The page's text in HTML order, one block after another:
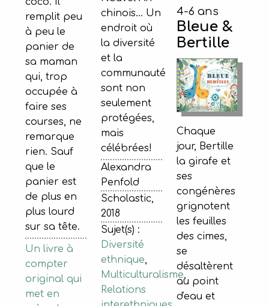
remplit peu
à peu le
panier de
sa maman
qui, trop
occupée à
faire ses
courses, ne
remarque
rien. Sauf
que le
panier est
de plus en
plus lourd
sur sa tête.
Un livre à
compter
original qui
met en
chinois… Un
endroit où
la diversité
et la
communauté
sont non
seulement
protégées,
mais
célébrées!
Alexandra
Penfold
Scholastic,
2018
Sujet(s) :
Diversité
ethnique,
Multiculturalisme,
Relations
4-6 ans
Bleue &
Bertille
Chaque
jour, Bertille
la girafe et
ses
congénères
grignotent
les feuilles
des cimes,
se
désaltèrent
au point
d'eau et